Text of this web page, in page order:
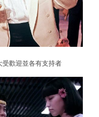
受歡迎並各有支持者